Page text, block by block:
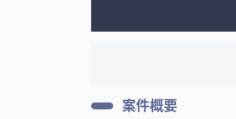
案件概要